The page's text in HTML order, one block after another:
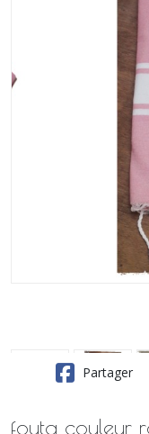
Partager
fouta couleur